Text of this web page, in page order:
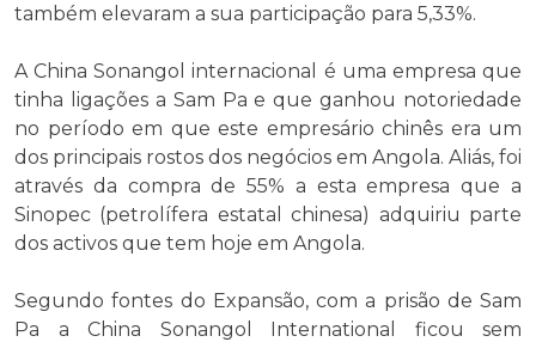
também elevaram a sua participação para 5,33%.
A China Sonangol internacional é uma empresa que
tinha ligações a Sam Pa e que ganhou notoriedade
no período em que este empresário chinês era um
dos principais rostos dos negócios em Angola. Aliás, foi
através da compra de 55% a esta empresa que a
Sinopec (petrolífera estatal chinesa) adquiriu parte
dos activos que tem hoje em Angola.
Segundo fontes do Expansão, com a prisão de Sam
Pa a China Sonangol International ficou sem